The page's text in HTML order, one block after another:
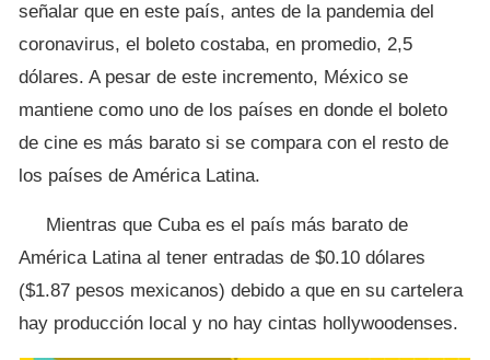
señalar que en este país, antes de la pandemia del
coronavirus, el boleto costaba, en promedio, 2,5
dólares. A pesar de este incremento, México se
mantiene como uno de los países en donde el boleto
de cine es más barato si se compara con el resto de
los países de América Latina.
Mientras que Cuba es el país más barato de
América Latina al tener entradas de $0.10 dólares
($1.87 pesos mexicanos) debido a que en su cartelera
hay producción local y no hay cintas hollywoodenses.